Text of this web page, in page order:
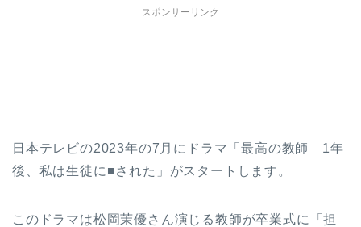
スポンサーリンク
日本テレビの2023年の7月にドラマ「最高の教師 1年
後、私は生徒に■された」がスタートします。
このドラマは松岡茉優さん演じる教師が卒業式に「担